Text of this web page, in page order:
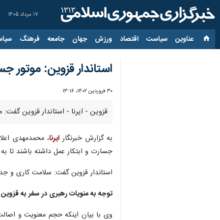
۱۷ مرداد ۱۴۰۵
عناوین‌ سیاست اقتصاد ورزش جهان جامعه فرهنگ
استاندار قزوین:
۳۰ فروردین ۱۴۰۲، ۱۳:۱۶